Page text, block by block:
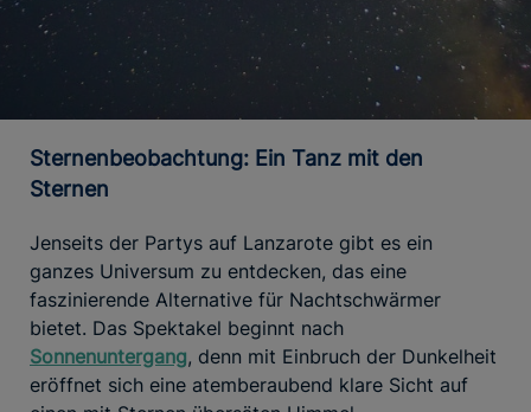
Sternenbeobachtung: Ein Tanz mit den
Sternen
Jenseits der Partys auf Lanzarote gibt es ein
ganzes Universum zu entdecken, das eine
faszinierende Alternative für Nachtschwärmer
bietet. Das Spektakel beginnt nach
Sonnenuntergang, denn mit Einbruch der Dunkelheit
eröffnet sich eine atemberaubend klare Sicht auf